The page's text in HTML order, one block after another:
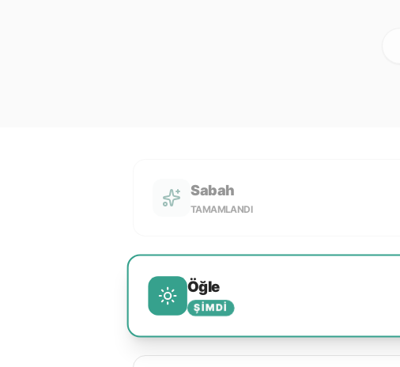
Sabah
TAMAMLANDI
Öğle
ŞIMDI